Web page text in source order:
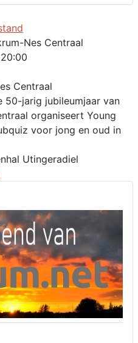
Nes Centraal
Centraal
50-jarig jubileumjaar van
organiseert Young
voor jong en oud in
Utingeradiel